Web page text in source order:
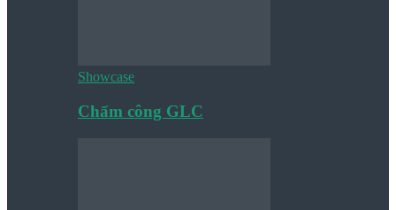
Showcase
Chấm công GLC